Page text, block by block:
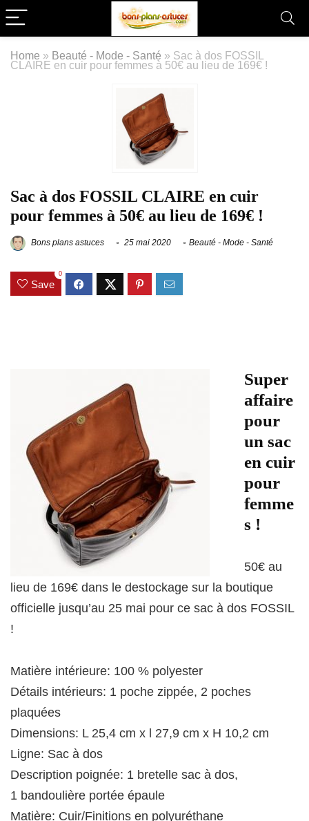
Home » Beauté - Mode - Santé » Sac à dos FOSSIL
CLAIRE en cuir pour femmes à 50€ au lieu de 169€ !
Sac à dos FOSSIL CLAIRE en cuir
pour femmes à 50€ au lieu de 169€ !
Bons plans astuces 25 mai 2020 Beauté - Mode - Santé
Save
0
Super
affaire
pour
un sac
en cuir
pour
femme
s !
50€ au
lieu de 169€ dans le destockage sur la boutique
officielle jusqu’au 25 mai pour ce sac à dos FOSSIL
!
Matière intérieure: 100 % polyester
Détails intérieurs: 1 poche zippée, 2 poches
plaquées
Dimensions: L 25,4 cm x l 27,9 cm x H 10,2 cm
Ligne: Sac à dos
Description poignée: 1 bretelle sac à dos,
1 bandoulière portée épaule
Matière: Cuir/Finitions en polyuréthane